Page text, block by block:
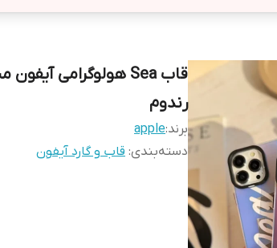
رندوم
برند:apple
دسته‌بندی: قاب و گارد آیفون